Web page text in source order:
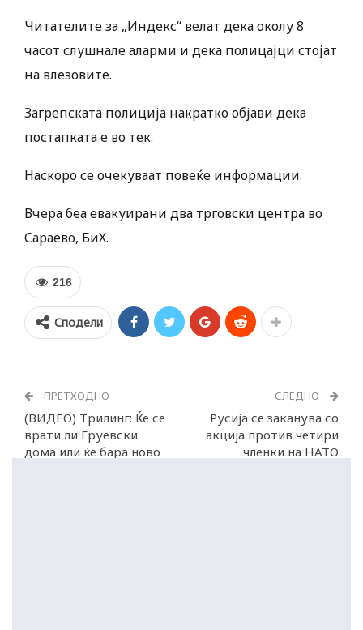
Читателите за „Индекс“ велат дека околу 8
часот слушнале аларми и дека полицајци стојат
на влезовите.
Загрепската полиција накратко објави дека
постапката е во тек.
Наскоро се очекуваат повеќе информации.
Вчера беа евакуирани два трговски центра во
Сараево, БиХ.
216
Сподели
ПРЕТХОДНО
(ВИДЕО) Трилинг: Ќе се
врати ли Груевски
дома или ќе бара ново
СЛЕДНО
Русија се заканува со
акција против четири
членки на НАТО